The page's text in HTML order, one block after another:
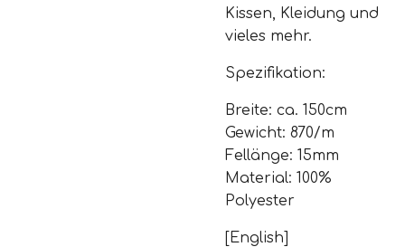
Kissen, Kleidung und
vieles mehr.
Spezifikation:
Breite: ca. 150cm
Gewicht: 870/m
Fellänge: 15mm
Material: 100%
Polyester
[English]